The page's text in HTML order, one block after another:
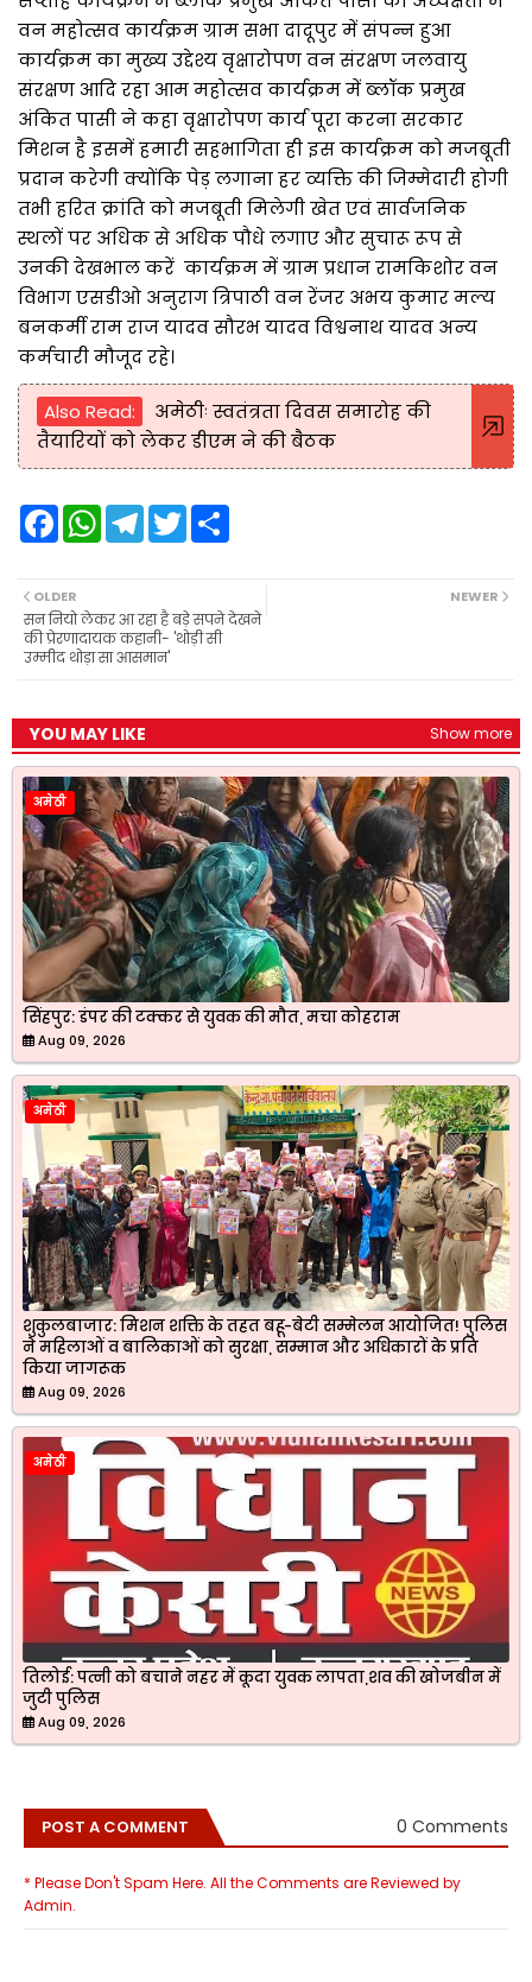
वन महोत्सव कार्यक्रम ग्राम सभा दादूपुर में संपन्न हुआ
कार्यक्रम का मुख्य उद्देश्य वृक्षारोपण वन संरक्षण जलवायु
संरक्षण आदि रहा आम महोत्सव कार्यक्रम में ब्लॉक प्रमुख
अंकित पासी ने कहा वृक्षारोपण कार्य पूरा करना सरकार
मिशन है इसमें हमारी सहभागिता ही इस कार्यक्रम को मजबूती
प्रदान करेगी क्योंकि पेड़ लगाना हर व्यक्ति की जिम्मेदारी होगी
तभी हरित क्रांति को मजबूती मिलेगी खेत एवं सार्वजनिक
स्थलों पर अधिक से अधिक पौधे लगाए और सुचारू रूप से
उनकी देखभाल करें कार्यक्रम में ग्राम प्रधान रामकिशोर वन
विभाग एसडीओ अनुराग त्रिपाठी वन रेंजर अभय कुमार मल्य
बनकर्मी राम राज यादव सौरभ यादव विश्वनाथ यादव अन्य
कर्मचारी मौजूद रहे।
Also Read:
अमेठीः स्वतंत्रता दिवस समारोह की
तैयारियों को लेकर डीएम ने की बैठक
F
a
b
o
o
k
W
A
p
p
T
e
r
a
m
T
w
e
r
NEWER
OLDER
सन नियो लेकर आ रहा है बड़े सपने देखने
की प्रेरणादायक कहानी- 'थोड़ी सी
उम्मीद थोड़ा सा आसमान'
YOU MAY LIKE Show more
अमेठी
सिंहपुर: डंपर की टक्कर से युवक की मौत, मचा कोहराम
Aug 09, 2026
अमेठी
शुकुलबाजार: मिशन शक्ति के तहत बहू-बेटी सम्मेलन आयोजित! पुलिस
ने महिलाओं व बालिकाओं को सुरक्षा, सम्मान और अधिकारों के प्रति
किया जागरूक
Aug 09, 2026
अमेठी
तिलोई: पत्नी को बचाने नहर में कूदा युवक लापता,शव की खोजबीन में
जुटी पुलिस
Aug 09, 2026
POST A COMMENT 0 Comments
* Please Don't Spam Here. All the Comments are Reviewed by
Admin.